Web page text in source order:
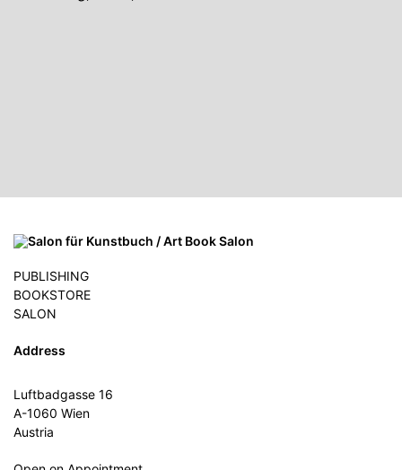
PUBLISHING
BOOKSTORE
SALON
Address
Luftbadgasse 16
A-1060 Wien
Austria